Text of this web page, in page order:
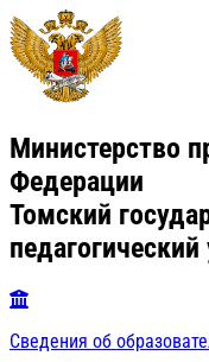
Министерство
Федерации
Томский
Сведения об